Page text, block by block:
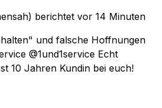
berichtet vor 14 Minuten
und falsche Hoffnungen
@1und1service Echt
10 Jahren Kundin bei euch!